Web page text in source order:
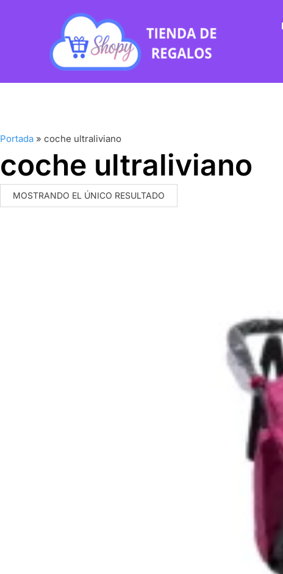
Portada » coche ultraliviano
coche ultraliviano
MOSTRANDO EL ÚNICO RESULTADO